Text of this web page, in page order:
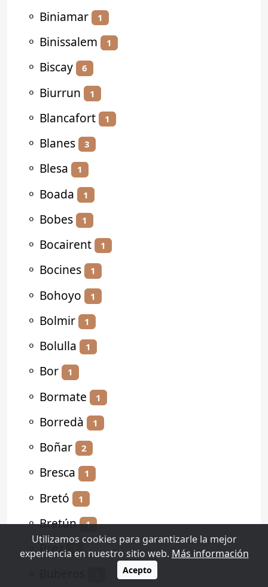
⚬ Biniamar 1
⚬ Binissalem 1
⚬ Biscay 6
⚬ Biurrun 1
⚬ Blancafort 1
⚬ Blanes 3
⚬ Blesa 1
⚬ Boada 1
⚬ Bobes 1
⚬ Bocairent 1
⚬ Bocines 1
⚬ Bohoyo 1
⚬ Bolmir 1
⚬ Bolulla 1
⚬ Bor 1
⚬ Bormate 1
⚬ Borredà 1
⚬ Boñar 2
⚬ Bresca 1
⚬ Bretó 1
⚬Bretún 1
⚬Brez 1
Utilizamos cookies para garantizarle la mejor
experiencia en nuestro sitio web. Más información
Acepto